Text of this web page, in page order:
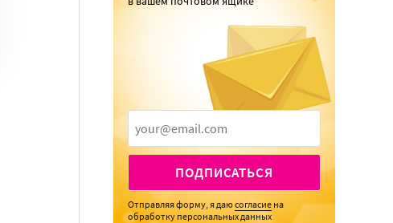
ПОДПИСАТЬСЯ
Отправляя форму, я даюсогласие на
обработку персональных данных